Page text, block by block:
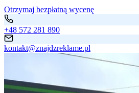
Otrzymaj bezpłatną wycenę
+48 572 281 890
kontakt@znajdzreklame.pl